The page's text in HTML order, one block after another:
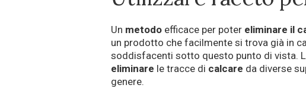
Un metodo efficace per poter eliminare il
un prodotto che facilmente si trova già in
soddisfacenti sotto questo punto di vista.
eliminare le tracce di calcare da diverse
genere.